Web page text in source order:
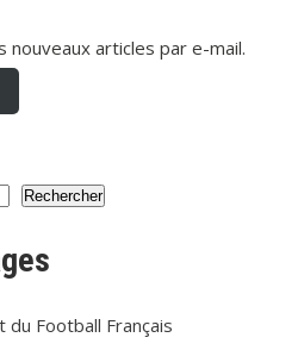
articles par e-mail.
Rechercher
du Football Français